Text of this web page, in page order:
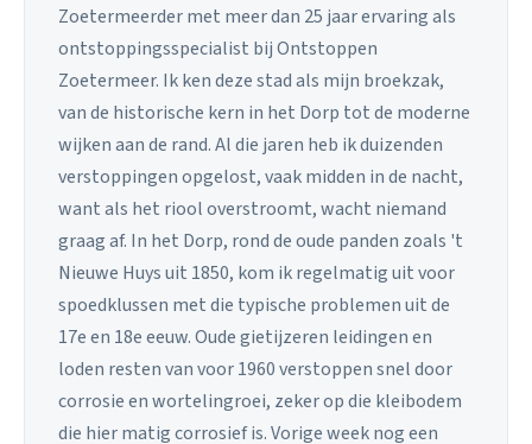
Zoetermeerder met meer dan 25 jaar ervaring als
ontstoppingsspecialist bij Ontstoppen
Zoetermeer. Ik ken deze stad als mijn broekzak,
van de historische kern in het Dorp tot de moderne
wijken aan de rand. Al die jaren heb ik duizenden
verstoppingen opgelost, vaak midden in de nacht,
want als het riool overstroomt, wacht niemand
graag af. In het Dorp, rond de oude panden zoals 't
Nieuwe Huys uit 1850, kom ik regelmatig uit voor
spoedklussen met die typische problemen uit de
17e en 18e eeuw. Oude gietijzeren leidingen en
loden resten van voor 1960 verstoppen snel door
corrosie en wortelingroei, zeker op die kleibodem
die hier matig corrosief is. Vorige week nog een